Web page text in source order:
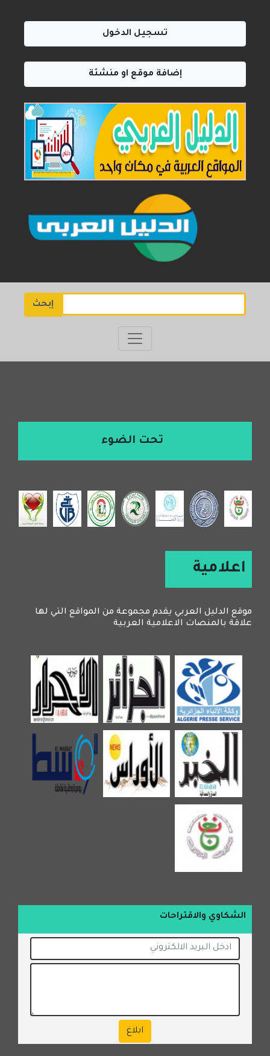
تسجيل الدخول
إضافة موقع او منشئة
إبحث
تحت الضوء
اعلامية
موقع الدليل العربي يقدم مجموعة من المواقع التي لها
علاقة بالمنصات الاعلامية العربية
الشكاوي والاقتراحات
ابلاغ